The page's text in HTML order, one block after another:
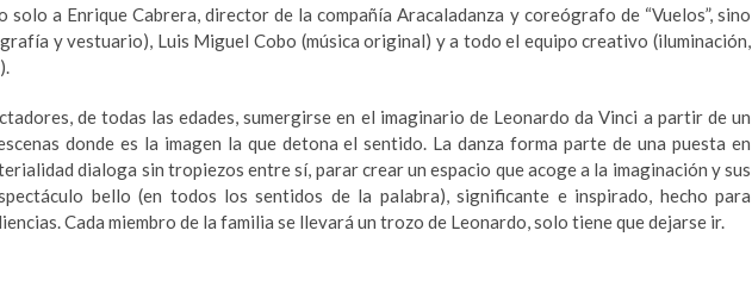
solo a Enrique Cabrera, director de la compañía Aracaladanza y coreógrafo de “Vuelos”, sino
y vestuario), Luis Miguel Cobo (música original) y a todo el equipo creativo (iluminación,
de todas las edades, sumergirse en el imaginario de Leonardo da Vinci a partir de un
donde es la imagen la que detona el sentido. La danza forma parte de una puesta en
dialoga sin tropiezos entre sí, parar crear un espacio que acoge a la imaginación y sus
bello (en todos los sentidos de la palabra), significante e inspirado, hecho para
Cada miembro de la familia se llevará un trozo de Leonardo, solo tiene que dejarse ir.